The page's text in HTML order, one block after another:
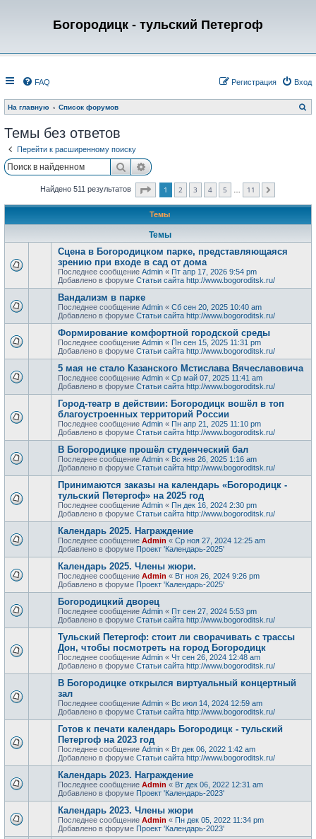
Богородицк - тульский Петергоф
FAQ Вход
Регистрация
На главную Список форумов
о
Темы без ответов
Перейти к расширенному поиску
ПоискРасширенный поиск
Найдено 511 результатов Страница из
1 2 3 4 5 11
Темы
Темы
Сцена в Богородицком парке, представляющаяся
зрению при входе в сад от дома
Последнее сообщение Admin « Пт апр 17, 2026 9:54 pm
Добавлено в форуме Статьи сайта http://www.bogoroditsk.ru/
Вандализм в парке
Последнее сообщение Admin « Сб сен 20, 2025 10:40 am
Добавлено в форуме Статьи сайта http://www.bogoroditsk.ru/
Формирование комфортной городской среды
Последнее сообщение Admin « Пн сен 15, 2025 11:31 pm
Добавлено в форуме Статьи сайта http://www.bogoroditsk.ru/
5 мая не стало Казанского Мстислава Вячеславовича
Последнее сообщение Admin « Ср май 07, 2025 11:41 am
Добавлено в форуме Статьи сайта http://www.bogoroditsk.ru/
Город-театр в действии: Богородицк вошёл в топ
благоустроенных территорий России
Последнее сообщение Admin « Пн апр 21, 2025 11:10 pm
Добавлено в форуме Статьи сайта http://www.bogoroditsk.ru/
В Богородицке прошёл студенческий бал
Последнее сообщение Admin « Вс янв 26, 2025 1:16 am
Добавлено в форуме Статьи сайта http://www.bogoroditsk.ru/
Принимаются заказы на календарь «Богородицк -
тульский Петергоф» на 2025 год
Последнее сообщение Admin « Пн дек 16, 2024 2:30 pm
Добавлено в форуме Статьи сайта http://www.bogoroditsk.ru/
Календарь 2025. Награждение
Последнее сообщение Admin « Ср ноя 27, 2024 12:25 am
Добавлено в форуме Проект 'Календарь-2025'
Календарь 2025. Члены жюри.
Последнее сообщение Admin « Вт ноя 26, 2024 9:26 pm
Добавлено в форуме Проект 'Календарь-2025'
Богородицкий дворец
Последнее сообщение Admin « Пт сен 27, 2024 5:53 pm
Добавлено в форуме Статьи сайта http://www.bogoroditsk.ru/
Тульский Петергоф: стоит ли сворачивать с трассы
Дон, чтобы посмотреть на город Богородицк
Последнее сообщение Admin « Чт сен 26, 2024 12:48 am
Добавлено в форуме Статьи сайта http://www.bogoroditsk.ru/
В Богородицке открылся виртуальный концертный
зал
Последнее сообщение Admin « Вс июл 14, 2024 12:59 am
Добавлено в форуме Статьи сайта http://www.bogoroditsk.ru/
Готов к печати календарь Богородицк - тульский
Петергоф на 2023 год
Последнее сообщение Admin « Вт дек 06, 2022 1:42 am
Добавлено в форуме Статьи сайта http://www.bogoroditsk.ru/
Календарь 2023. Награждение
Последнее сообщение Admin « Вт дек 06, 2022 12:31 am
Добавлено в форуме Проект 'Календарь-2023'
Календарь 2023. Члены жюри
Последнее сообщение Admin « Пн дек 05, 2022 11:34 pm
Добавлено в форуме Проект 'Календарь-2023'